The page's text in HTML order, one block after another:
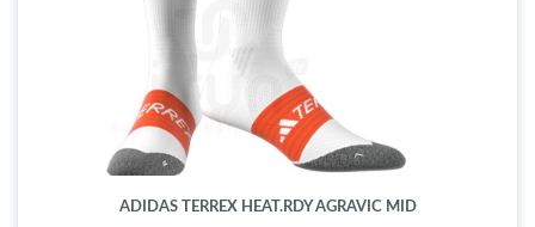
ADIDAS TERREX HEAT.RDY AGRAVIC MID